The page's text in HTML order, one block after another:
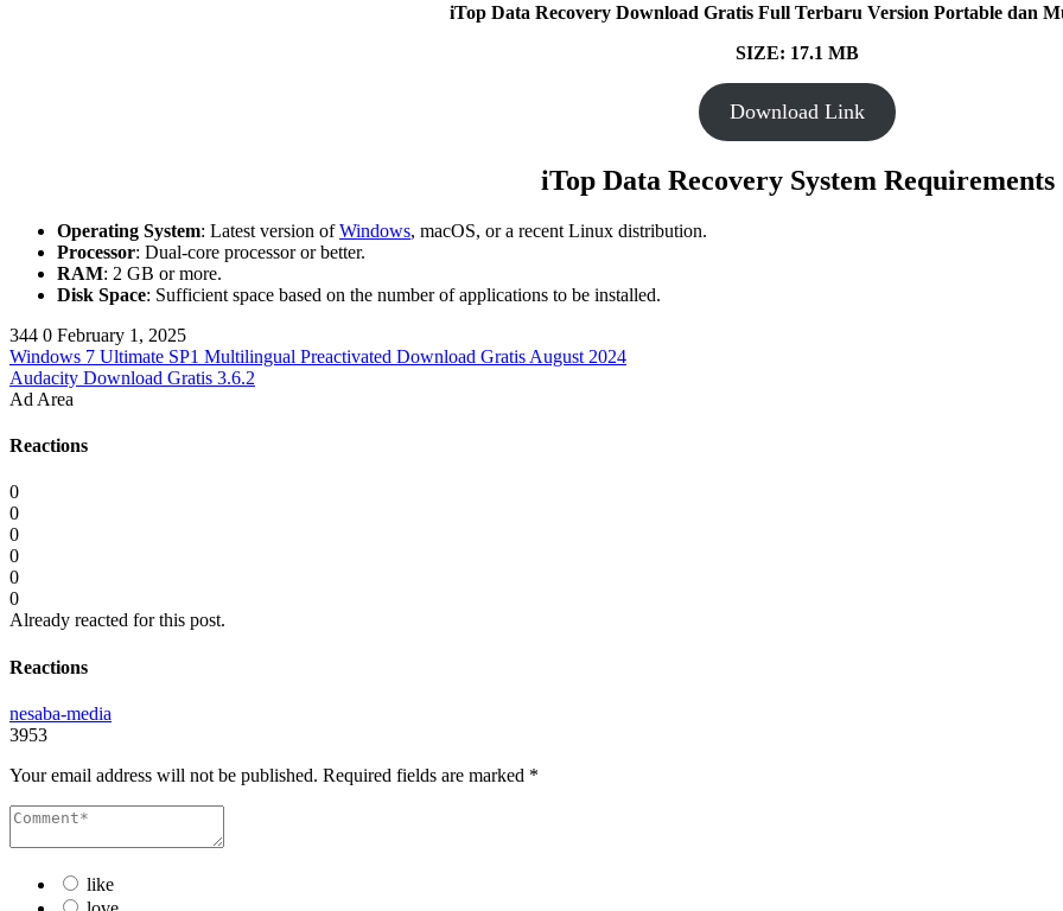
iTop Data Recovery Download Gratis Full Terbaru Version Portable dan
SIZE: 17.1 MB
Download Link
iTop Data Recovery System Requirements
Operating System: Latest version ofWindows, macOS, or a recent Linux distribution.
Processor: Dual-core processor or better.
RAM: 2 GB or more.
Disk Space: Sufficient space based on the number of applications to be installed.
344 0 February 1, 2025
Windows 7 Ultimate SP1 Multilingual Preactivated Download Gratis August 2024
Audacity Download Gratis 3.6.2
Ad Area
Reactions
0
0
0
0
0
0
Already reacted for this post.
Reactions
nesaba-media
3953
Your email address will not be published. Required fields are marked *
like